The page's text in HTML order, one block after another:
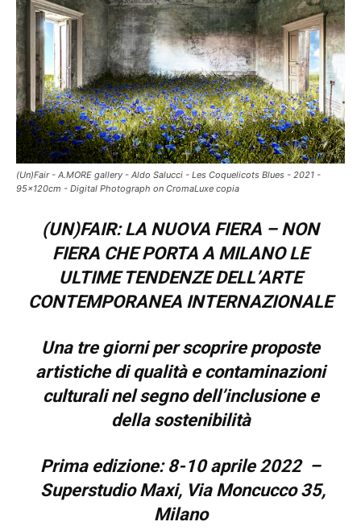
(Un)Fair - A.MORE gallery - Aldo Salucci - Les Coquelicots Blues - 2021 -
95x120cm - Digital Photograph on CromaLuxe copia
(UN)FAIR:LA NUOVA FIERA – NON
FIERA CHE PORTA A MILANO LE
ULTIME TENDENZE DELL’ARTE
CONTEMPORANEA INTERNAZIONALE
Una tre giorni per scoprire proposte
artistiche di qualità e contaminazioni
culturali nel segno dell’inclusione e
della sostenibilità
Prima edizione: 8-10 aprile 2022 –
Superstudio Maxi, Via Moncucco 35,
Milano